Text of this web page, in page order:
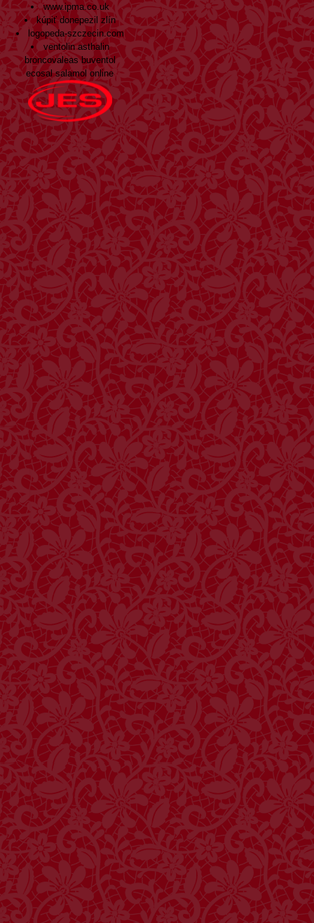
www.ipma.co.uk
kúpiť donepezil zlín
logopeda-szczecin.com
ventolin asthalin
broncovaleas buventol
ecosal salamol online